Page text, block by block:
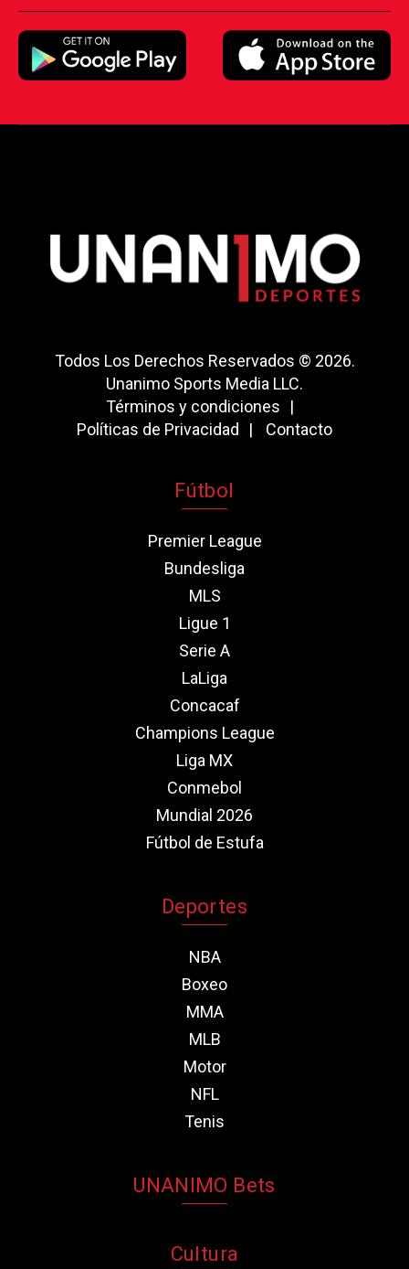
Todos Los Derechos Reservados © 2026.
Unanimo Sports Media LLC.
Términos y condiciones
Políticas de Privacidad
Contacto
Fútbol
Premier League
Bundesliga
MLS
Ligue 1
Serie A
LaLiga
Concacaf
Champions League
Liga MX
Conmebol
Mundial 2026
Fútbol de Estufa
Deportes
NBA
Boxeo
MMA
MLB
Motor
NFL
Tenis
UNANIMO Bets
Cultura